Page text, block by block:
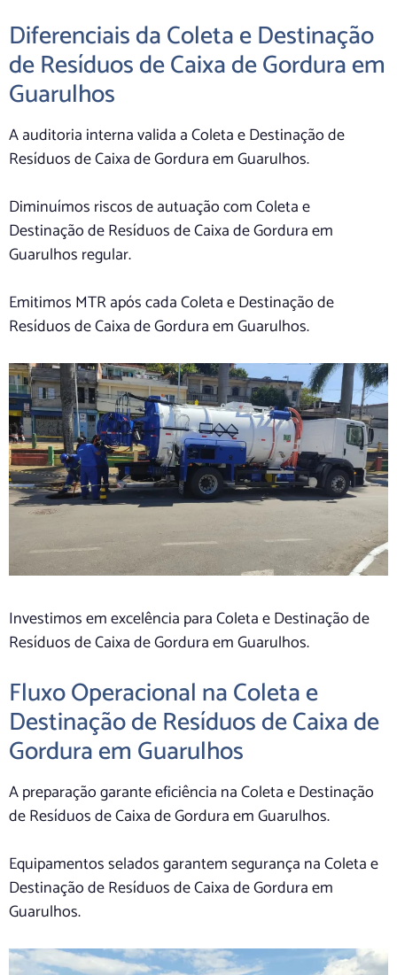
Diferenciais da Coleta e Destinação
de Resíduos de Caixa de Gordura em
Guarulhos
A auditoria interna valida a Coleta e Destinação de
Resíduos de Caixa de Gordura em Guarulhos.
Diminuímos riscos de autuação com Coleta e
Destinação de Resíduos de Caixa de Gordura em
Guarulhos regular.
Emitimos MTR após cada Coleta e Destinação de
Resíduos de Caixa de Gordura em Guarulhos.
Investimos em excelência para Coleta e Destinação de
Resíduos de Caixa de Gordura em Guarulhos.
Fluxo Operacional na Coleta e
Destinação de Resíduos de Caixa de
Gordura em Guarulhos
A preparação garante eficiência na Coleta e Destinação
de Resíduos de Caixa de Gordura em Guarulhos.
Equipamentos selados garantem segurança na Coleta e
Destinação de Resíduos de Caixa de Gordura em
Guarulhos.